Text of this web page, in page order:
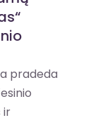
pradeda
ir